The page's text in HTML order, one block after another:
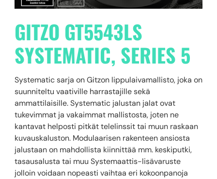
GITZO GT5543LS
SYSTEMATIC, SERIES 5
Systematic sarja on Gitzon lippulaivamallisto, joka on
suunniteltu vaativille harrastajille sekä
ammattilaisille. Systematic jalustan jalat ovat
tukevimmat ja vakaimmat mallistosta, joten ne
kantavat helposti pitkät telelinssit tai muun raskaan
kuvauskaluston. Modulaarisen rakenteen ansiosta
jalustaan on mahdollista kiinnittää mm. keskiputki,
tasausalusta tai muu Systemaattis-lisävaruste
jolloin voidaan nopeasti vaihtaa eri kokoonpanoja